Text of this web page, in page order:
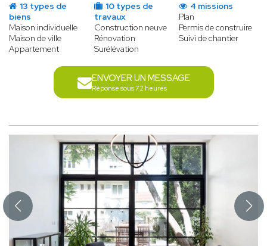
13 types de
biens
Maison individuelle
Maison de ville
Appartement
10 types de
travaux
Construction neuve
Rénovation
Surélévation
4 missions
Plan
Permis de construire
Suivi de chantier
ENVOYER UN MESSAGE
Réponse sous 72 heures